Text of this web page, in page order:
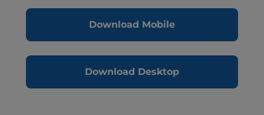
Download Mobile
Download Desktop